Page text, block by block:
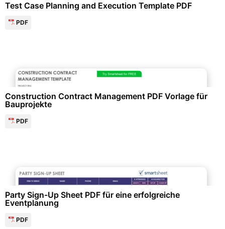
Test Case Planning and Execution Template PDF
PDF
Construction Contract Management PDF Vorlage für
Bauprojekte
PDF
Party Sign-Up Sheet PDF für eine erfolgreiche
Eventplanung
PDF